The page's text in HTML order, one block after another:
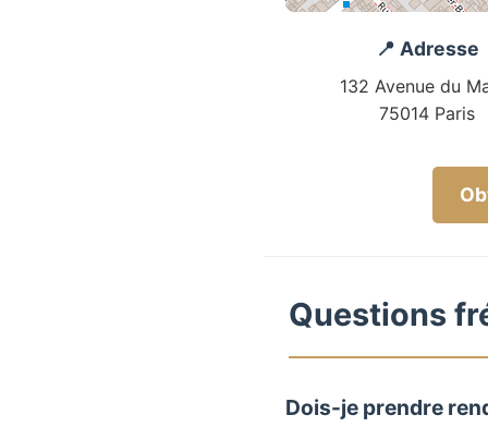
📍 Adresse
132 Avenue du
75014 Paris
Questions
Dois-je prendre